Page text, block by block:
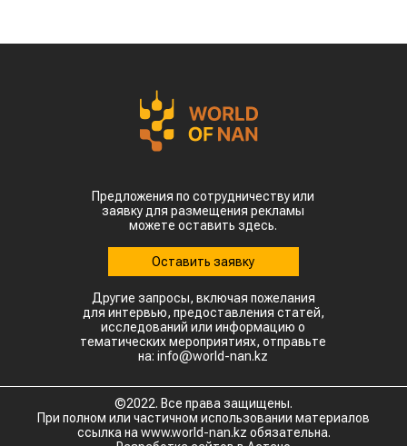
Предложения по сотрудничеству или
заявку для размещения рекламы
можете оставить здесь.
Оставить заявку
Другие запросы, включая пожелания
для интервью, предоставления статей,
исследований или информацию о
тематических мероприятиях, отправьте
на: info@world-nan.kz
©2022. Все права защищены.
При полном или частичном использовании материалов
ссылка на www.world-nan.kz обязательна.